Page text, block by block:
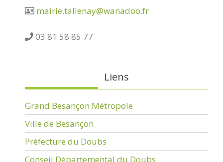
mairie.tallenay@wanadoo.fr
03 81 58 85 77
Liens
Grand Besançon Métropole
Ville de Besançon
Préfecture du Doubs
Conseil Départemental du Doubs